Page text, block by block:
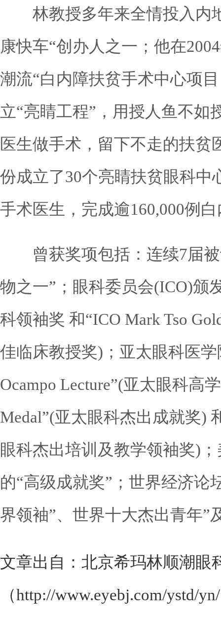
林教授多年来全情投入内
康快车“创办人之一；他在
潮流“白内障扶贫手术中心项
立“亮睛工程”，用授人鱼不如
医生做手术，留下不走的扶贫
份成立了30个亮睛扶贫眼科中
手术医生，完成逾160,000例
曾获奖项包括：连续7届被
物之一”；眼科委员会(ICO)颁
科领袖奖 和“ICO Mark Tso
佳临床教授奖)；亚太眼科医学
Ocampo Lecture”(亚太眼科高
Medal”(亚太眼科杰出成就奖)
眼科杰出培训及教学领袖奖)
的“高级成就奖”；世界经济论
界领袖”、世界十大杰出青年”
文章出自：北京希玛林顺潮眼
（http://www.eyebj.com/ystd/